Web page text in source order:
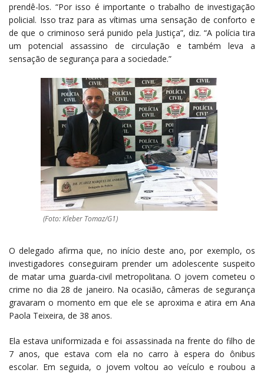
prendê-los. “Por isso é importante o trabalho de investigação
policial. Isso traz para as vítimas uma sensação de conforto e
de que o criminoso será punido pela Justiça”, diz. “A polícia tira
um potencial assassino de circulação e também leva a
sensação de segurança para a sociedade.”
(Foto: Kleber Tomaz/G1)
O delegado afirma que, no início deste ano, por exemplo, os
investigadores conseguiram prender um adolescente suspeito
de matar uma guarda-civil metropolitana. O jovem cometeu o
crime no dia 28 de janeiro. Na ocasião, câmeras de segurança
gravaram o momento em que ele se aproxima e atira em Ana
Paola Teixeira, de 38 anos.
Ela estava uniformizada e foi assassinada na frente do filho de
7 anos, que estava com ela no carro à espera do ônibus
escolar. Em seguida, o jovem voltou ao veículo e roubou a